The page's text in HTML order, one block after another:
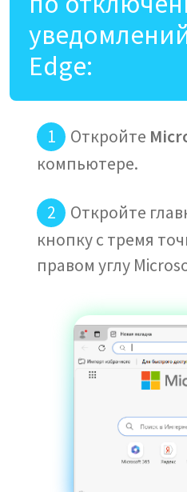
Edge:
Откройте
компьютере.
Откройте
кнопку с тремя
правом углу